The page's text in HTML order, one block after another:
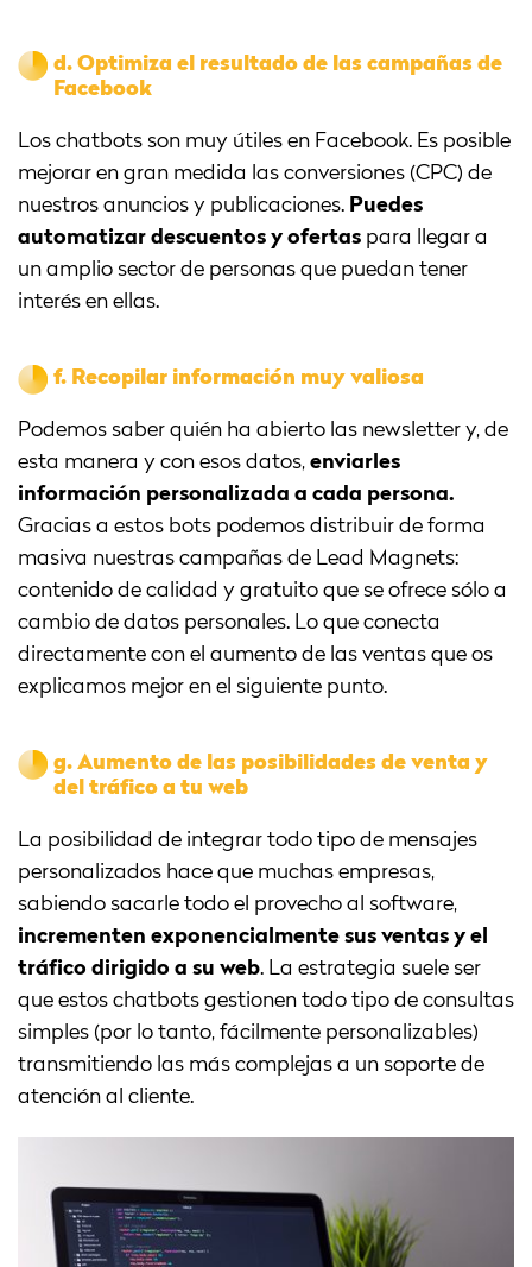
d. Optimiza el resultado de las campañas de
Facebook
Los chatbots son muy útiles en Facebook. Es posible
mejorar en gran medida las conversiones (CPC) de
nuestros anuncios y publicaciones. Puedes
automatizar descuentos y ofertas para llegar a
un amplio sector de personas que puedan tener
interés en ellas.
f. Recopilar información muy valiosa
Podemos saber quién ha abierto las newsletter y, de
esta manera y con esos datos, enviarles
información personalizada a cada persona.
Gracias a estos bots podemos distribuir de forma
masiva nuestras campañas de Lead Magnets:
contenido de calidad y gratuito que se ofrece sólo a
cambio de datos personales. Lo que conecta
directamente con el aumento de las ventas que os
explicamos mejor en el siguiente punto.
g. Aumento de las posibilidades de venta y
del tráfico a tu web
La posibilidad de integrar todo tipo de mensajes
personalizados hace que muchas empresas,
sabiendo sacarle todo el provecho al software,
incrementen exponencialmente sus ventas y el
tráfico dirigido a su web. La estrategia suele ser
que estos chatbots gestionen todo tipo de consultas
simples (por lo tanto, fácilmente personalizables)
transmitiendo las más complejas a un soporte de
atención al cliente.